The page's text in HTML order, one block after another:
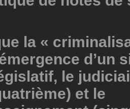
la «
d’un
le
et le